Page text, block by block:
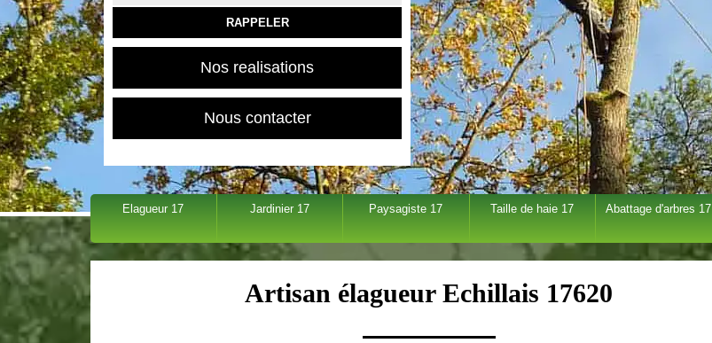
Nos realisations
Nous contacter
Elagueur 17 Jardinier 17 Paysagiste 17 Taille de haie 17 Abattage d'arbres 17
Artisan élagueur Echillais 17620